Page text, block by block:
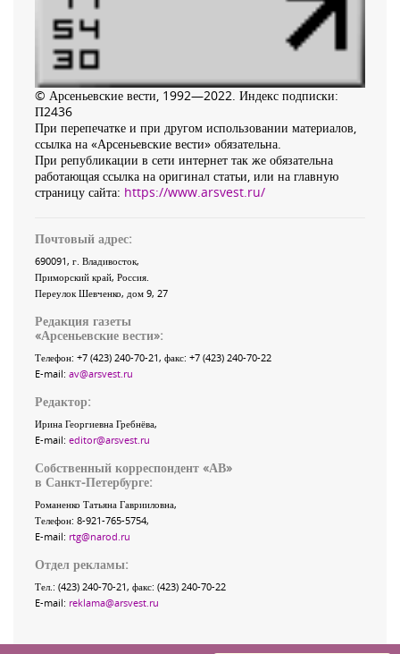
© Арсеньевские вести, 1992—2022. Индекс подписки:
П2436
При перепечатке и при другом использовании материалов,
ссылка на «Арсеньевские вести» обязательна.
При републикации в сети интернет так же обязательна
работающая ссылка на оригинал статьи, или на главную
страницу сайта: https://www.arsvest.ru/
Почтовый адрес:
690091, г. Владивосток,
Приморский край, Россия
Переулок Шевченко, дом 9, 27
Редакция газеты
«Арсеньевские вести»:
Телефон: +7 (423) 240-70-21, факс: +7 (423) 240-70-22
E-mail: av@arsvest.ru
Редактор:
Ирина Георгиевна Гребнёва,
E-mail: editor@arsvest.ru
Собственный корреспондент «АВ»
в Санкт-Петербурге:
Романенко Татьяна Гаврииловна,
Телефон: 8-921-765-5754,
E-mail: rtg@narod.ru
Отдел рекламы:
Тел.: (423) 240-70-21, факс: (423) 240-70-22
E-mail: reklama@arsvest.ru